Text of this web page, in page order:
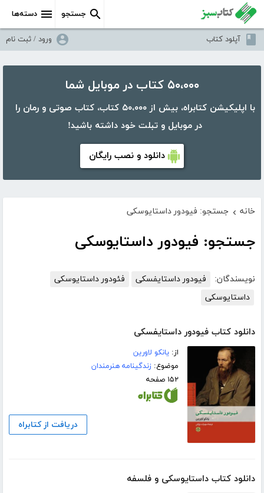
دسته‌ها جستجو
آپلود کتاب ورود / ثبت نام
۵۰،۰۰۰ کتاب در موبایل شما
با اپلیکیشن کتابراه، بیش از ۵۰،۰۰۰ کتاب، کتاب صوتی و رمان را
در موبایل و تبلت خود داشته باشید!
دانلود و نصب رایگان
خانه › جستجو: فیودور داستایوسکی
جستجو: فیودور داستایوسکی
نویسندگان: فیودور داستایفسکی
فئودور داستایوسکی
داستایوسکی
دانلود کتاب فیودور داستایفسکی
از:یانکو لاورین
موضوع:زندگینامه هنرمندان
۱۵۲ صفحه
دریافت از کتابراه
دانلود کتاب داستایوسکی و فلسفه